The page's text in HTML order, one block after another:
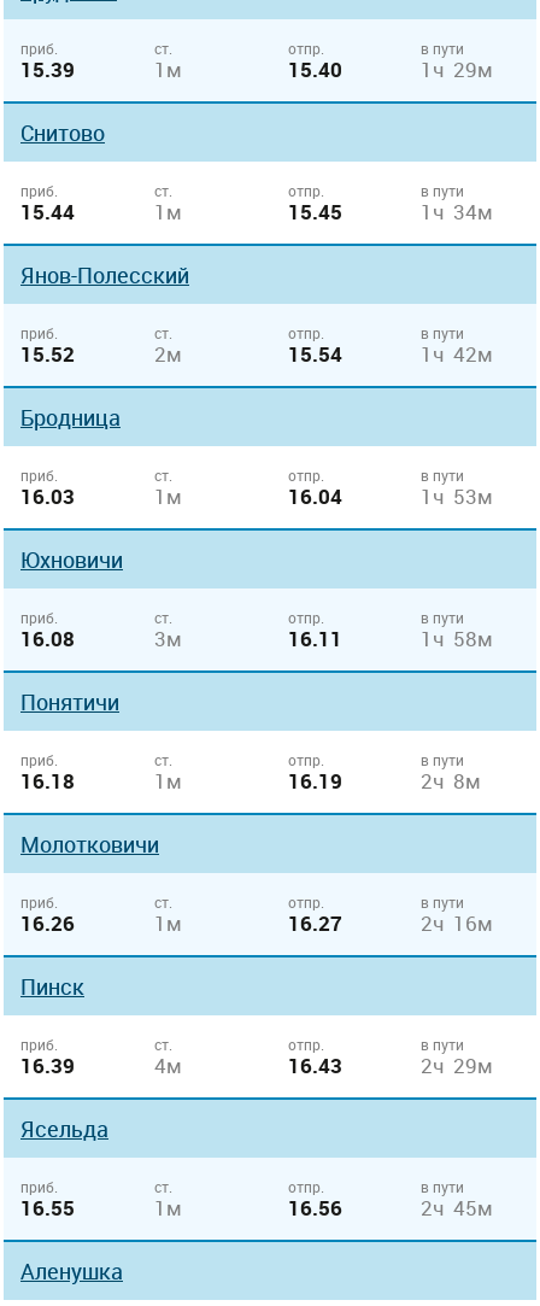
приб.
15.39
ст.
1м
отпр.
15.40
в пути
1ч 29м
Снитово
приб.
15.44
ст.
1м
отпр.
15.45
в пути
1ч 34м
Янов-Полесский
приб.
15.52
ст.
2м
отпр.
15.54
в пути
1ч 42м
Бродница
приб.
16.03
ст.
1м
отпр.
16.04
в пути
1ч 53м
Юхновичи
приб.
16.08
ст.
3м
отпр.
16.11
в пути
1ч 58м
Понятичи
приб.
16.18
ст.
1м
отпр.
16.19
в пути
2ч 8м
Молотковичи
приб.
16.26
ст.
1м
отпр.
16.27
в пути
2ч 16м
Пинск
приб.
16.39
ст.
4м
отпр.
16.43
в пути
2ч 29м
Ясельда
приб.
16.55
ст.
1м
отпр.
16.56
в пути
2ч 45м
Аленушка